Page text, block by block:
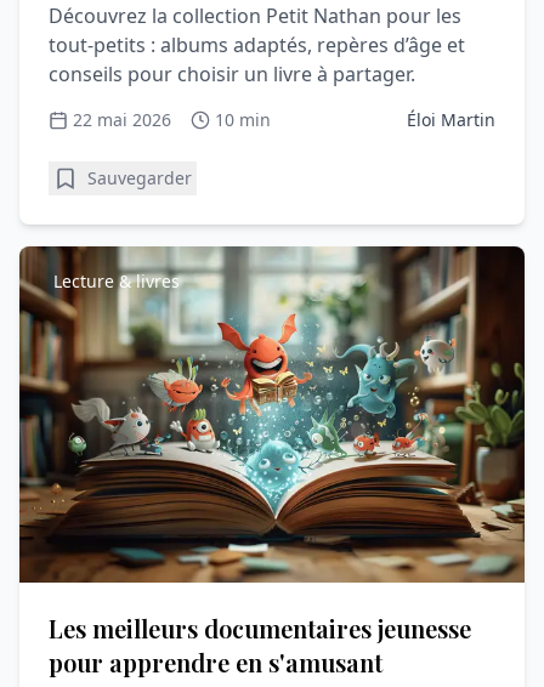
Découvrez la collection Petit Nathan pour les
tout-petits : albums adaptés, repères d’âge et
conseils pour choisir un livre à partager.
22 mai 2026 10 min Éloi Martin
Sauvegarder
Lecture & livres
Les meilleurs documentaires jeunesse
pour apprendre en s'amusant